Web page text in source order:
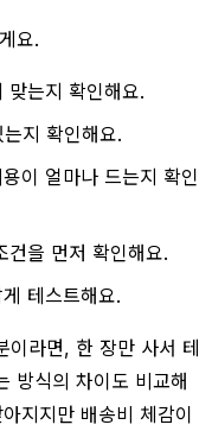
요.
맞는지 확인해요.
지 확인해요.
이 얼마나 드는지 확인
건을 먼저 확인해요.
테스트해요.
이라면, 한 장만 사서 테
방식의 차이도 비교해
지지만 배송비 체감이